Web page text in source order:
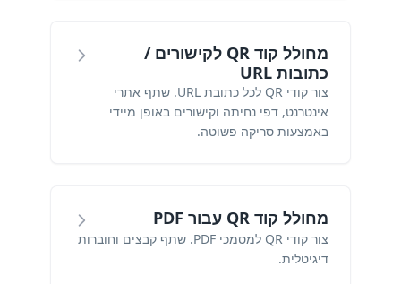
מחולל קוד QR לקישורים /
כתובות URL
צור קודי QR לכל כתובת URL. שתף אתרי
אינטרנט, דפי נחיתה וקישורים באופן מיידי
באמצעות סריקה פשוטה.
מחולל קוד QR עבור PDF
צור קודי QR למסמכי PDF. שתף קבצים וחוברות
דיגיטלית.